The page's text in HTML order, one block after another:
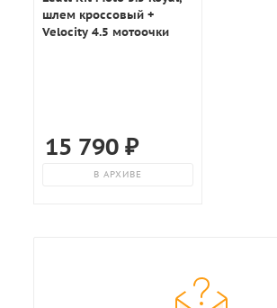
шлем кроссовый +
Velocity 4.5 мотоочки
15 790₽
В АРХИВЕ